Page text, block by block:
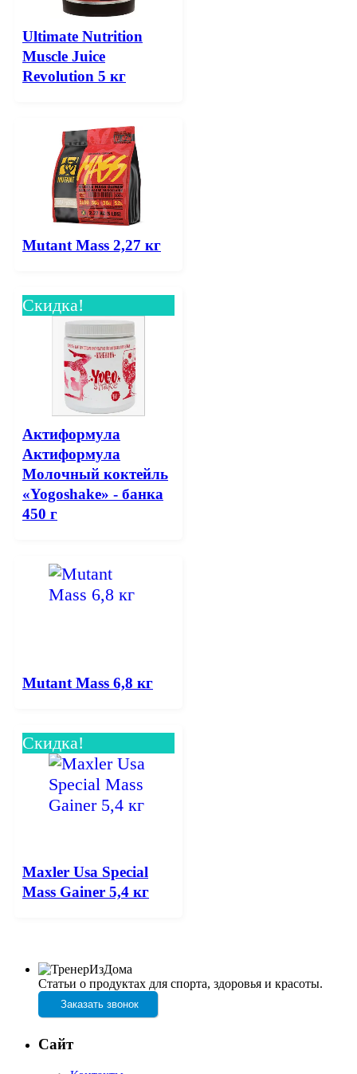
Ultimate Nutrition
Muscle Juice
Revolution 5 кг
Mutant Mass 2,27 кг
Скидка!
Актиформула
Актиформула
Молочный коктейль
«Yogoshake» - банка
450 г
Mutant Mass 6,8 кг
Скидка!
Maxler Usa Special
Mass Gainer 5,4 кг
Статьи о продуктах для спорта, здоровья и красоты.
Заказать звонок
Сайт